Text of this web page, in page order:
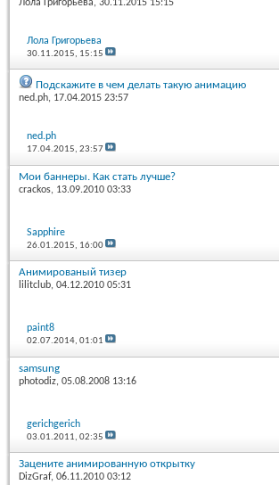
Лола Григорьева, 30.11.2015 15:15
Лола Григорьева
30.11.2015, 15:15
Подскажите в чем делать такую анимацию
ned.ph, 17.04.2015 23:57
ned.ph
17.04.2015,23:57
Мои баннеры. Как стать лучше?
crackos, 13.09.2010 03:33
Sapphire
26.01.2015, 16:00
Анимированый тизер
lilitclub, 04.12.2010 05:31
paint8
02.07.2014,01:01
samsung
photodiz, 05.08.2008 13:16
gerichgerich
03.01.2011,02:35
Зацените анимированную открытку
DizGraf, 06.11.2010 03:12